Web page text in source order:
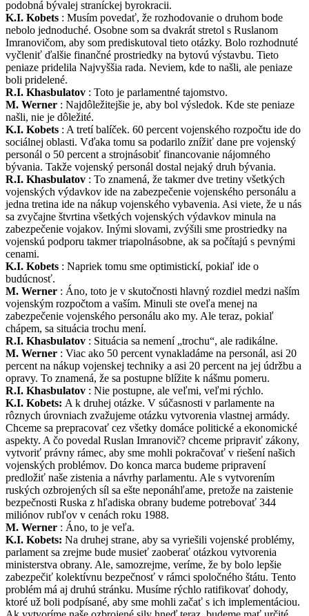
podobná bývalej straníckej byrokracii.
K.I. Kobets : Musím povedať, že rozhodovanie o druhom bode
nebolo jednoduché. Osobne som sa dvakrát stretol s Ruslanom
Imranovičom, aby som prediskutoval tieto otázky. Bolo rozhodnuté
vyčleniť ďalšie finančné prostriedky na bytovú výstavbu. Tieto
peniaze pridelila Najvyššia rada. Neviem, kde to našli, ale peniaze
boli pridelené.
R.I. Khasbulatov : Toto je parlamentné tajomstvo.
M. Werner : Najdôležitejšie je, aby bol výsledok. Kde ste peniaze
našli, nie je dôležité.
K.I. Kobets : A tretí balíček. 60 percent vojenského rozpočtu ide do
sociálnej oblasti. Vďaka tomu sa podarilo znížiť dane pre vojenský
personál o 50 percent a strojnásobiť financovanie nájomného
bývania. Takže vojenský personál dostal nejaký druh bývania.
R.I. Khasbulatov : To znamená, že takmer dve tretiny všetkých
vojenských výdavkov ide na zabezpečenie vojenského personálu a
jedna tretina ide na nákup vojenského vybavenia. Asi viete, že u nás
sa zvyčajne štvrtina všetkých vojenských výdavkov minula na
zabezpečenie vojakov. Inými slovami, zvýšili sme prostriedky na
vojenskú podporu takmer triapolnásobne, ak sa počítajú s pevnými
cenami.
K.I. Kobets : Napriek tomu sme optimistickí, pokiaľ ide o
budúcnosť.
M. Werner : Áno, toto je v skutočnosti hlavný rozdiel medzi naším
vojenským rozpočtom a vaším. Minuli ste oveľa menej na
zabezpečenie vojenského personálu ako my. Ale teraz, pokiaľ
chápem, sa situácia trochu mení.
R.I. Khasbulatov : Situácia sa nemení „trochu“, ale radikálne.
M. Werner : Viac ako 50 percent vynakladáme na personál, asi 20
percent na nákup vojenskej techniky a asi 20 percent na jej údržbu a
opravy. To znamená, že sa postupne blížite k nášmu pomeru.
R.I. Khasbulatov : Nie postupne, ale veľmi, veľmi rýchlo.
K.I. Kobets: A k druhej otázke. V súčasnosti v parlamente na
rôznych úrovniach zvažujeme otázku vytvorenia vlastnej armády.
Chceme sa prepracovať cez všetky domáce politické a ekonomické
aspekty. A čo povedal Ruslan Imranovič? chceme pripraviť zákony,
vytvoriť právny rámec, aby sme mohli pokračovať v riešení našich
vojenských problémov. Do konca marca budeme pripravení
predložiť naše zistenia a návrhy parlamentu. Ale s vytvorením
ruských ozbrojených síl sa ešte neponáhľame, pretože na zaistenie
bezpečnosti Ruska z hľadiska obrany budeme potrebovať 344
miliónov rubľov v cenách roku 1988.
M. Werner : Áno, to je veľa.
K.I. Kobets: Na druhej strane, aby sa vyriešili vojenské problémy,
parlament sa zrejme bude musieť zaoberať otázkou vytvorenia
ministerstva obrany. Ale, samozrejme, veríme, že by bolo lepšie
zabezpečiť kolektívnu bezpečnosť v rámci spoločného štátu. Tento
problém má aj druhú stránku. Musíme rýchlo ratifikovať dohody,
ktoré už boli podpísané, aby sme mohli začať s ich implementáciou.